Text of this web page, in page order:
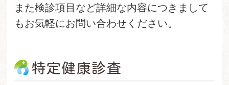
また検診項目など詳細な内容につきまして
もお気軽にお問い合わせください。
特定健康診査